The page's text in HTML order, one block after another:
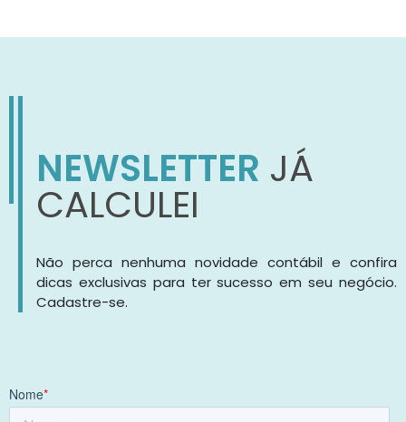
NEWSLETTER JÁ
CALCULEI
Não perca nenhuma novidade contábil e confira
dicas exclusivas para ter sucesso em seu negócio.
Cadastre-se.